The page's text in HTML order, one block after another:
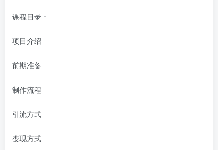
课程目录：
项目介绍
前期准备
制作流程
引流方式
变现方式